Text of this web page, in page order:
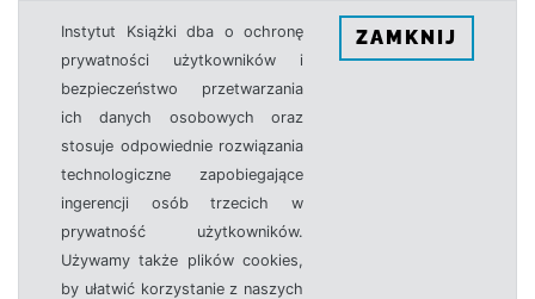
Instytut Książki dba o ochronę
prywatności użytkowników i
bezpieczeństwo przetwarzania
ich danych osobowych oraz
stosuje odpowiednie rozwiązania
technologiczne zapobiegające
ingerencji osób trzecich w
prywatność użytkowników.
Używamy także plików cookies,
by ułatwić korzystanie z naszych
ZAMKNIJ